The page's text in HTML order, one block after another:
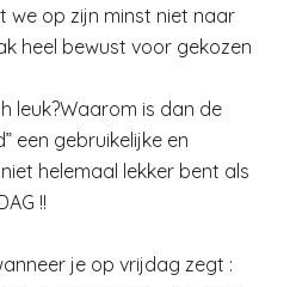
we op zijn minst niet naar
heel bewust voor gekozen
leuk?Waarom is dan de
een gebruikelijke en
helemaal lekker bent als
!!
je op vrijdag zegt :